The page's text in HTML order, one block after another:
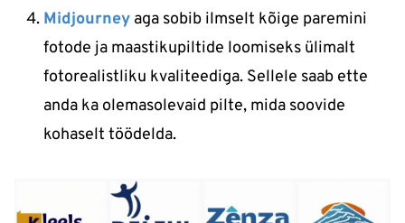
Midjourney aga sobib ilmselt kõige paremini
fotode ja maastikupiltide loomiseks ülimalt
fotorealistliku kvaliteediga. Sellele saab ette
anda ka olemasolevaid pilte, mida soovide
kohaselt töödelda.